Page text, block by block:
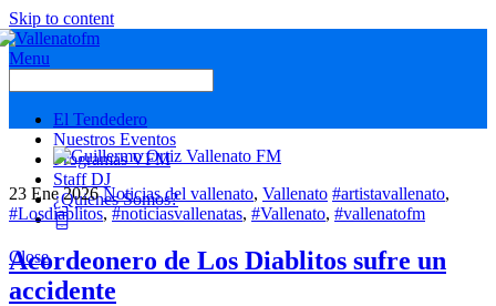
Skip to content
Menu
El Tendedero
Nuestros Eventos
Programas VFM
Staff DJ
¿Quienes Somos?
Close
23 Ene 2026 Noticias del vallenato, Vallenato #artistavallenato,
#Losdiablitos,#noticiasvallenatas, #Vallenato, #vallenatofm
Acordeonero de Los Diablitos sufre un
accidente